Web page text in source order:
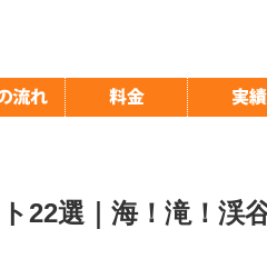
22選｜海！滝！渓